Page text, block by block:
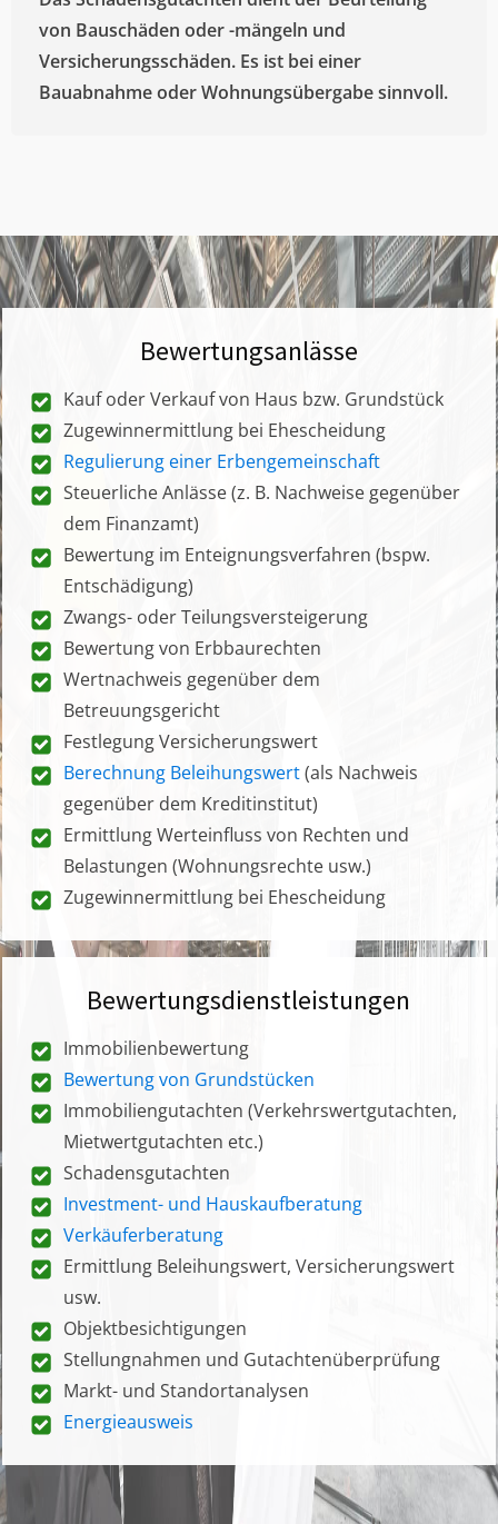
von Bauschäden oder -mängeln und
Versicherungsschäden. Es ist bei einer
Bauabnahme oder Wohnungsübergabe sinnvoll.
Bewertungsanlässe
Kauf oder Verkauf von Haus bzw. Grundstück
Zugewinnermittlung bei Ehescheidung
Regulierung einer Erbengemeinschaft
Steuerliche Anlässe (z. B. Nachweise gegenüber
dem Finanzamt)
Bewertung im Enteignungsverfahren (bspw.
Entschädigung)
Zwangs- oder Teilungsversteigerung
Bewertung von Erbbaurechten
Wertnachweis gegenüber dem
Betreuungsgericht
Festlegung Versicherungswert
Berechnung Beleihungswert(als Nachweis
gegenüber dem Kreditinstitut)
Ermittlung Werteinfluss von Rechten und
Belastungen (Wohnungsrechte usw.)
Zugewinnermittlung bei Ehescheidung
Bewertungsdienstleistungen
Immobilienbewertung
Bewertung von Grundstücken
Immobiliengutachten (Verkehrswertgutachten,
Mietwertgutachten etc.)
Schadensgutachten
Investment- und Hauskaufberatung
Verkäuferberatung
Ermittlung Beleihungswert, Versicherungswert
usw.
Objektbesichtigungen
Stellungnahmen und Gutachtenüberprüfung
Markt- und Standortanalysen
Energieausweis